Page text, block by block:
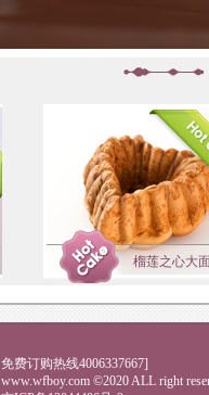
榴莲之心大
免费订购热线4006337667]
www.wfboy.com ©2020 ALL right